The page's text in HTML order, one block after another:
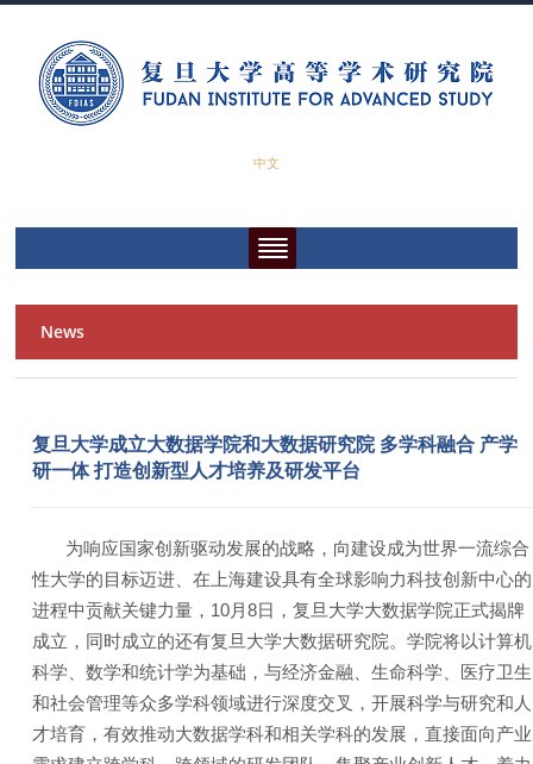
中文
News
复旦大学成立大数据学院和大数据研究院 多学科融合 产学
研一体 打造创新型人才培养及研发平台
为响应国家创新驱动发展的战略，向建设成为世界一流综合
性大学的目标迈进、在上海建设具有全球影响力科技创新中心的
进程中贡献关键力量，10月8日，复旦大学大数据学院正式揭牌
成立，同时成立的还有复旦大学大数据研究院。学院将以计算机
科学、数学和统计学为基础，与经济金融、生命科学、医疗卫生
和社会管理等众多学科领域进行深度交叉，开展科学与研究和人
才培育，有效推动大数据学科和相关学科的发展，直接面向产业